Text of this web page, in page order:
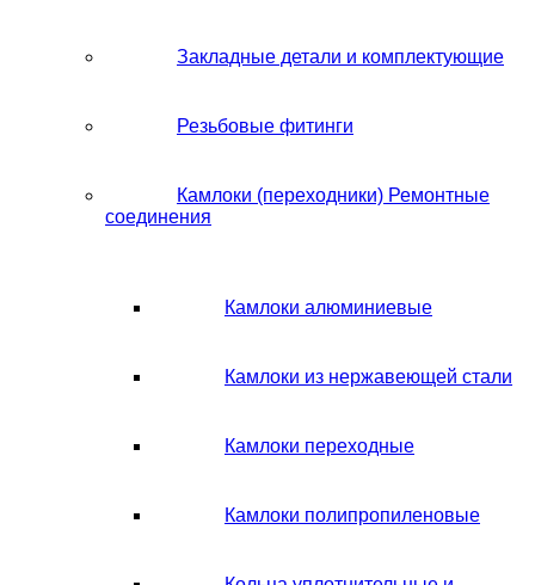
Закладные детали и комплектующие
Резьбовые фитинги
Камлоки (переходники) Ремонтные
соединения
Камлоки алюминиевые
Камлоки из нержавеющей стали
Камлоки переходные
Камлоки полипропиленовые